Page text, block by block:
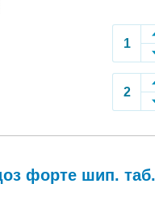
форте шип.